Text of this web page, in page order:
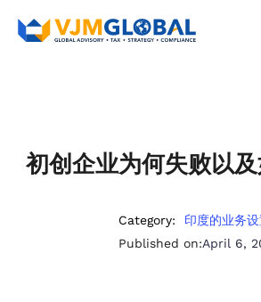
初创企业为何失败以
Category:
印度的业务
Published on:April 6,